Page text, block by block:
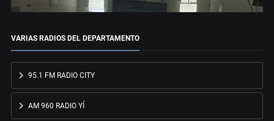
VARIAS RADIOS DEL DEPARTAMENTO
95.1 FM RADIO CITY
AM 960 RADIO YÍ